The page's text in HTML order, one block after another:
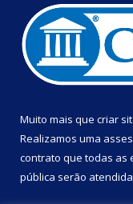
Muito mais que criar
Realizamos uma
contrato que todas as
pública serão